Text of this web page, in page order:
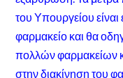
του Υπουργείου είναι
φαρμακείο και θα
πολλών φαρμακείων
στην διακίνηση του